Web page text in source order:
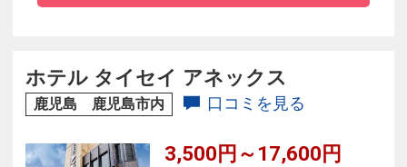
り、大変便利です。■
ホテル タイセイ アネックス
鹿児島 鹿児島市内 口コミを見る
3,500円～17,600円